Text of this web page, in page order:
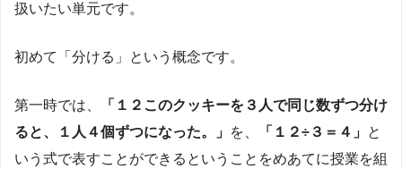
扱いたい単元です。
初めて「分ける」という概念です。
第一時では、
「１２このクッキーを３人で同じ数ずつ分け
ると、１人４個ずつになった。」 を、 「１２÷３＝４」 と
いう式で表すことができるということをめあてに授業を組